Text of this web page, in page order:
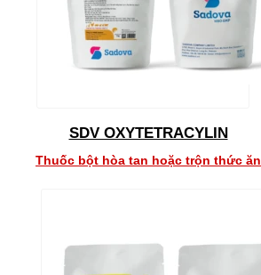
SDV OXYTETRACYLIN
Thuốc bột hòa tan hoặc trộn thức ăn